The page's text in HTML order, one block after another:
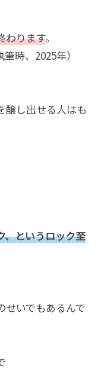
わります。
時、2025年）
醸し出せる人はも
、というロック至
せいでもあるんで